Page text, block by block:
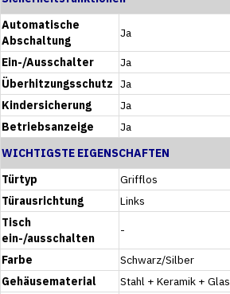
Automatische
Abschaltung
Ja
Ein-/Ausschalter Ja
Überhitzungsschutz Ja
Kindersicherung
Ja
Betriebsanzeige
Ja
WICHTIGSTE EIGENSCHAFTEN
Türtyp
Grifflos
Türausrichtung
Links
Tisch
ein-/ausschalten
-
Farbe Schwarz/Silber
Gehäusematerial
Stahl + Keramik + Glas